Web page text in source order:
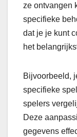
ze ontvangen
specifieke
dat je je kunt
het
Bijvoorbeeld,
specifieke
spelers
Deze
gegevens